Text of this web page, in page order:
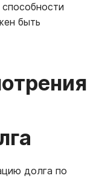
быть
долга по